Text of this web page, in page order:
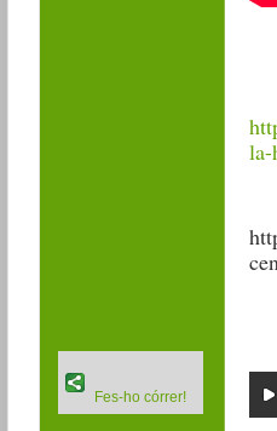
la-
Fes-ho córrer!